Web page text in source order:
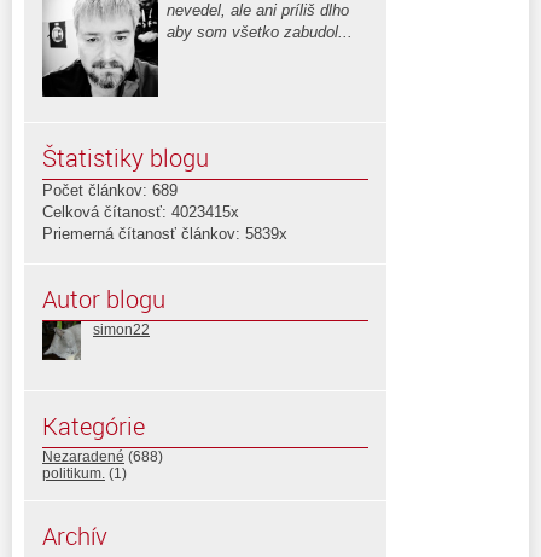
nevedel, ale ani príliš dlho
aby som všetko zabudol...
Štatistiky blogu
Počet článkov: 689
Celková čítanosť: 4023415x
Priemerná čítanosť článkov: 5839x
Autor blogu
simon22
Kategórie
Nezaradené (688)
politikum. (1)
Archív